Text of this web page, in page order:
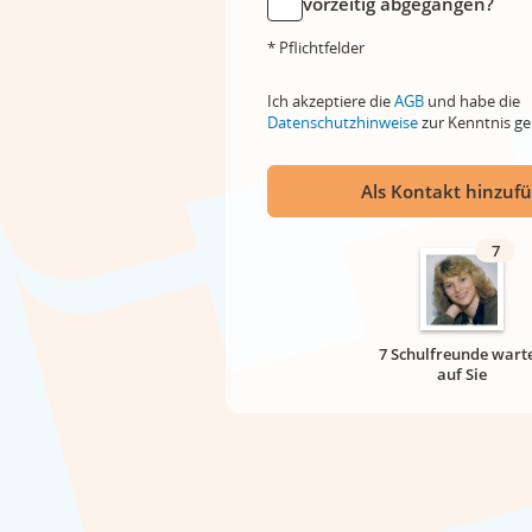
* Pflichtfelder
Ich akzeptiere dieAGB und habe die
Datenschutzhinweisezur Kenntnis
Als Kontakt
7
7 Schulfreunde
auf Sie